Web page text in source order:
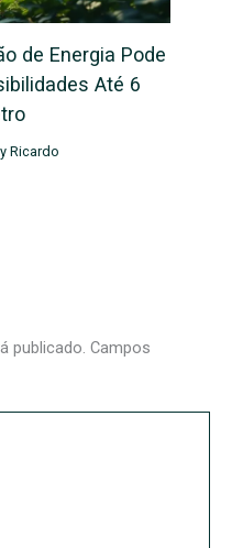
de Energia Pode
Até 6
Ricardo
publicado. Campos